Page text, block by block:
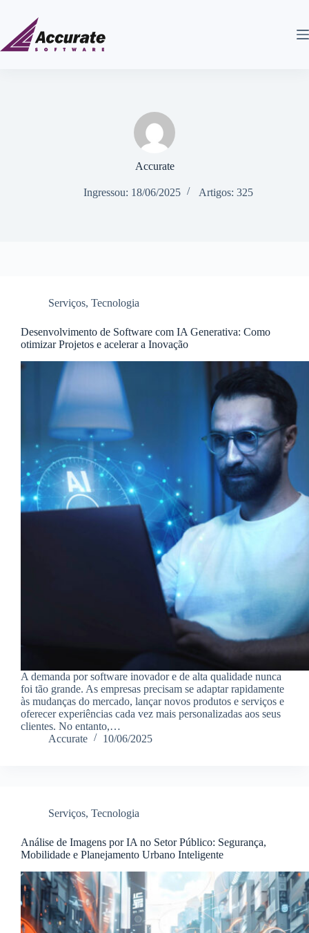
Accurate
Ingressou: 18/06/2025 Artigos: 325
Serviços, Tecnologia
Desenvolvimento de Software com IA Generativa: Como
otimizar Projetos e acelerar a Inovação
A demanda por software inovador e de alta qualidade nunca
foi tão grande. As empresas precisam se adaptar rapidamente
às mudanças do mercado, lançar novos produtos e serviços e
oferecer experiências cada vez mais personalizadas aos seus
clientes. No entanto,…
Accurate
10/06/2025
Serviços, Tecnologia
Análise de Imagens por IA no Setor Público: Segurança,
Mobilidade e Planejamento Urbano Inteligente